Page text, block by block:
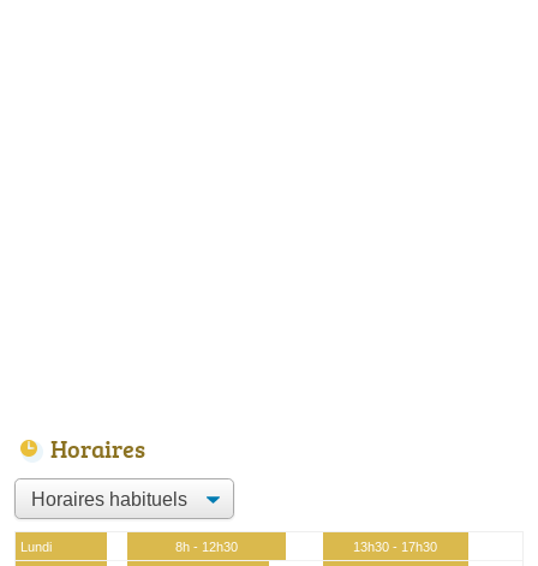
Horaires
Lundi 8h - 12h30
13h30 - 17h30